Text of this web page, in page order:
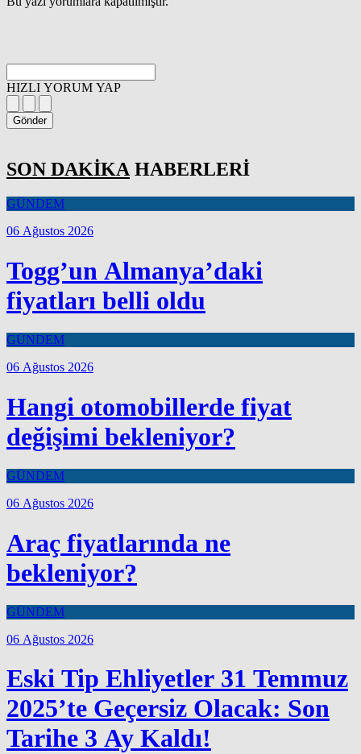
HIZLI YORUM YAP
Gönder
SON DAKİKAHABERLERİ
GÜNDEM
06 Ağustos 2026
Togg’un Almanya’daki
fiyatları belli oldu
GÜNDEM
06 Ağustos 2026
Hangi otomobillerde fiyat
değişimi bekleniyor?
GÜNDEM
06 Ağustos 2026
Araç fiyatlarında ne
bekleniyor?
GÜNDEM
06 Ağustos 2026
Eski Tip Ehliyetler 31 Temmuz
2025’te Geçersiz Olacak: Son
Tarihe 3 Ay Kaldı!